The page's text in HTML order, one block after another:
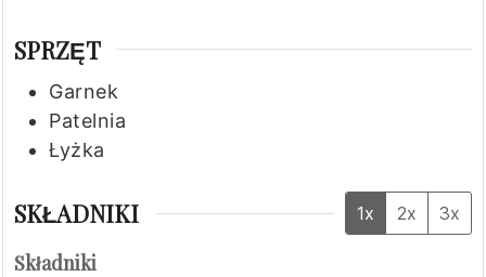
SPRZĘT
Garnek
Patelnia
Łyżka
SKŁADNIKI 1x 2x 3x
Składniki